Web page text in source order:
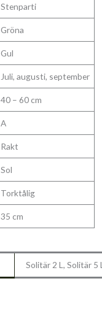
Stenparti
Gröna
Gul
Juli, augusti, september
40 – 60 cm
A
Rakt
Sol
Torktålig
35 cm
Solitär 2 L, Solitär 5 L